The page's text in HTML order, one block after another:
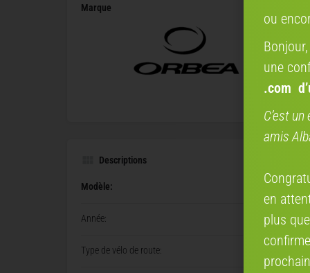
Marque
Descriptions
Modèle:
Année:
Type de vélo de route:
ou
une
.com
C’est
amis
en
plus